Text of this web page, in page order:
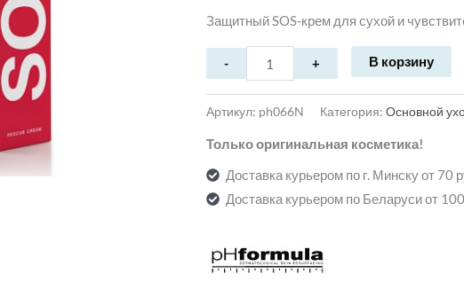
Защитный SOS-крем для сухой и
В корзину
Артикул: ph066N Категория: Основной
Только оригинальная косметика!
Доставка курьером по г. Минску от 70
Доставка курьером по Беларуси от